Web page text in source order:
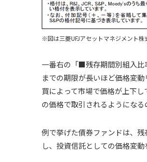
※図は三菱UFJアセットマネジメント株
一番右の「■残存期間別組入比
までの期限が長いほど価格変
買によって市場で価格が上下
の価格で取引されるようになる
例で挙げた債券ファンドは、
し、投資信託としての価格変動